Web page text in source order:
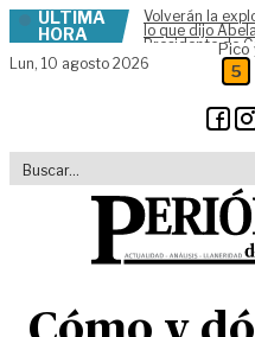
Skip to content
ÚLTIMA
HORA
Volverán la
lo que dijo
Presidente de
Lun, 10 agosto 2026
Pico
5